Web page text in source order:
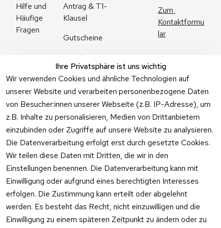
Ihre Privatsphäre ist uns wichtig
Wir verwenden Cookies und ähnliche Technologien auf
unserer Website und verarbeiten personenbezogene Daten
von Besucher:innen unserer Webseite (z.B. IP-Adresse), um
z.B. Inhalte zu personalisieren, Medien von Drittanbietern
einzubinden oder Zugriffe auf unsere Website zu analysieren.
Die Datenverarbeitung erfolgt erst durch gesetzte Cookies.
Wir teilen diese Daten mit Dritten, die wir in den
Einstellungen benennen. Die Datenverarbeitung kann mit
Einwilligung oder aufgrund eines berechtigten Interesses
erfolgen. Die Zustimmung kann erteilt oder abgelehnt
werden. Es besteht das Recht, nicht einzuwilligen und die
Einwilligung zu einem späteren Zeitpunkt zu ändern oder zu
Hilfe und
Häufige
Fragen
Antrag & T1-
Klausel
Gutscheine
Angebote
Feuerwerk
Online kaufen
Zum
Kontaktformu
lar
Vertrag
widerrufen